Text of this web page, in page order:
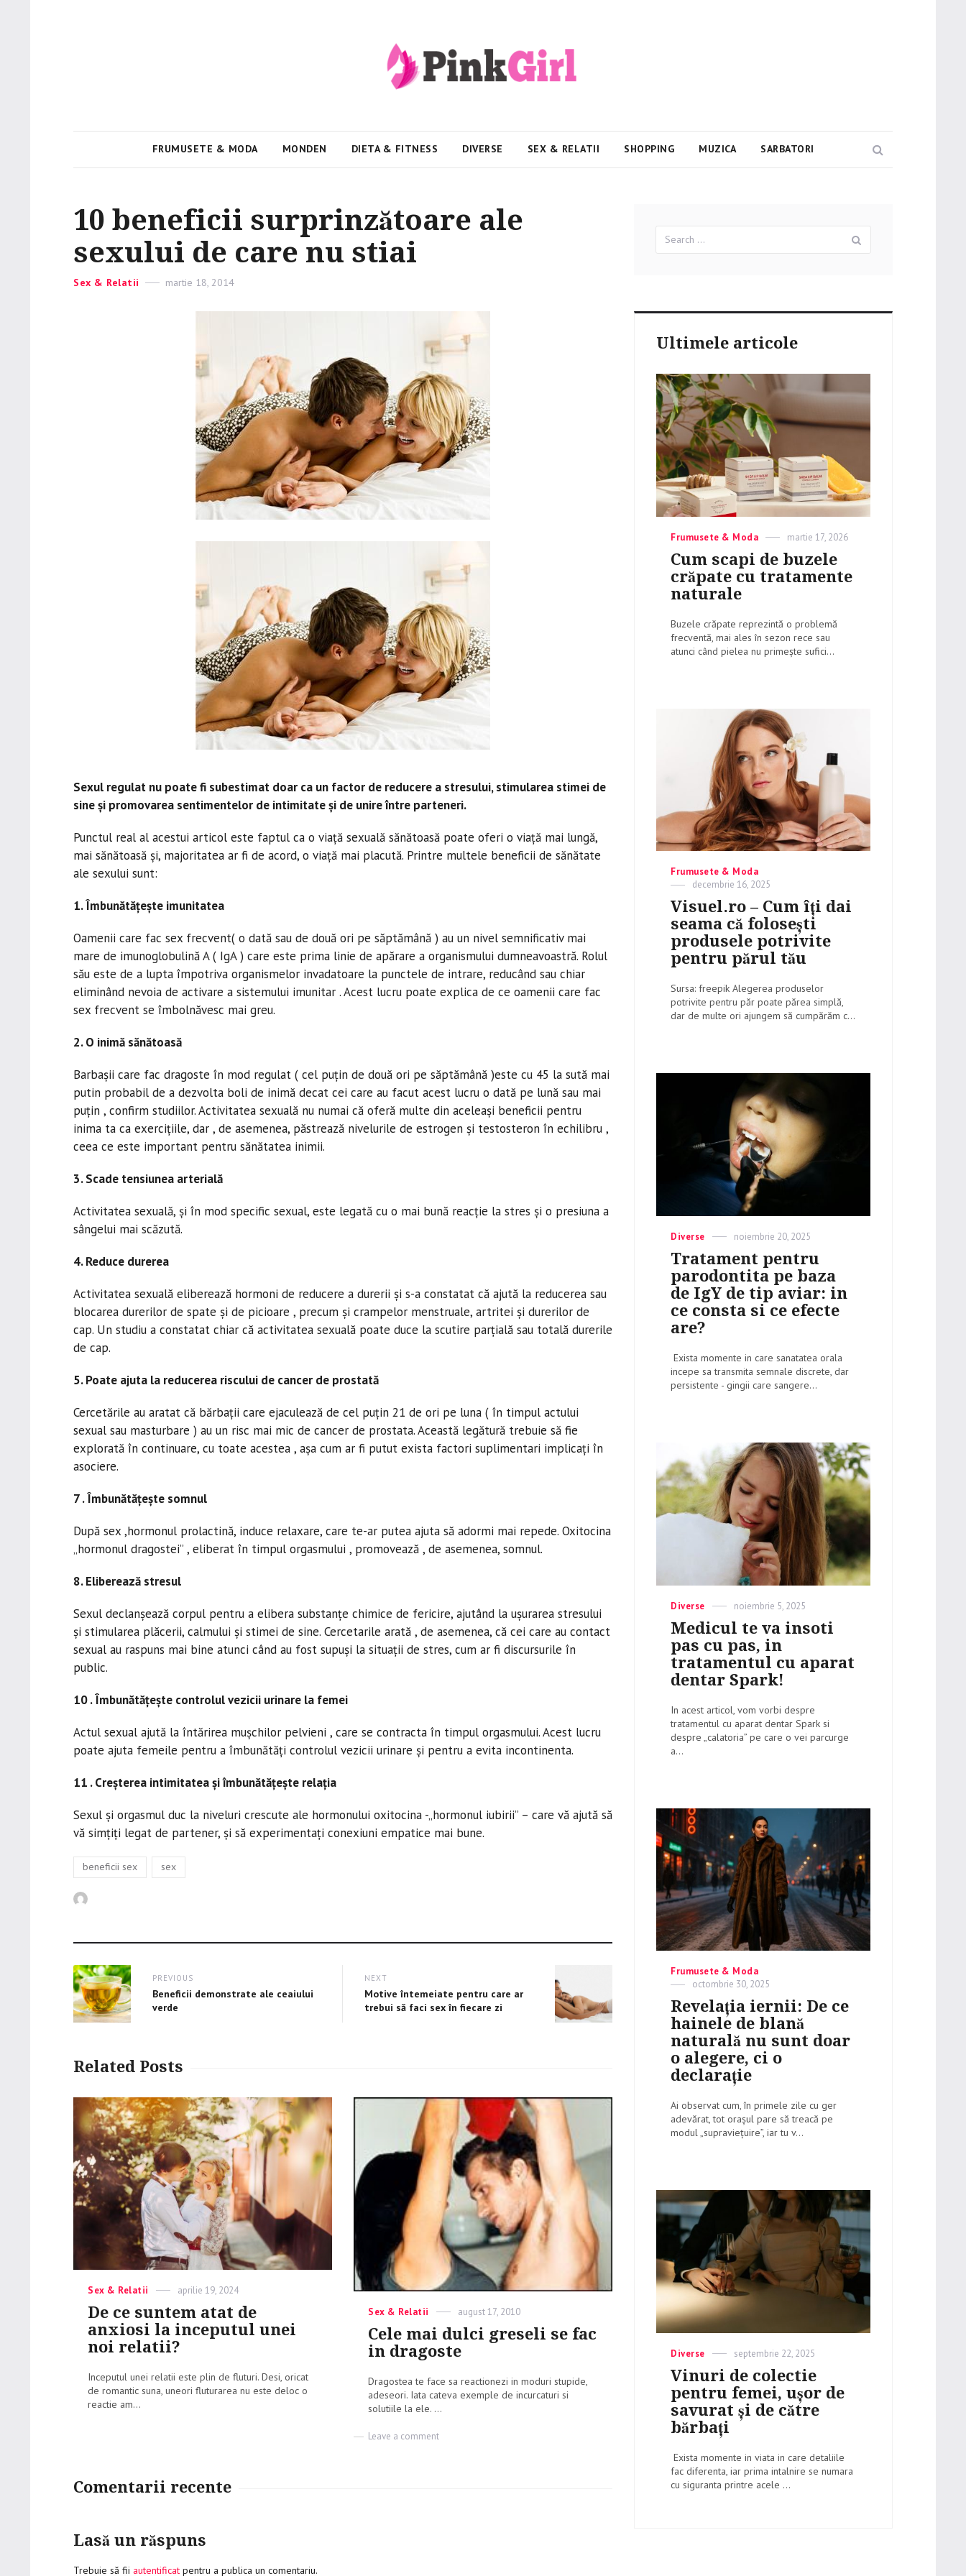
PinkGirl
FRUMUSETE & MODA MONDEN DIETA & FITNESS DIVERSE SEX & RELATII SHOPPING MUZICA SARBATORI
10 beneficii surprinzătoare ale
sexului de care nu stiai
Categories
Sex & Relatii
Posted
martie 18, 2014
Sexul regulat nu poate fi subestimat doar ca un factor de reducere a stresului, stimularea stimei de
sine și promovarea sentimentelor de intimitate și de unire între parteneri.
Punctul real al acestui articol este faptul ca o viață sexuală sănătoasă poate oferi o viață mai lungă,
mai sănătoasă și, majoritatea ar fi de acord, o viață mai placută. Printre multele beneficii de sănătate
ale sexului sunt:
1. Îmbunătățește imunitatea
Oamenii care fac sex frecvent( o dată sau de două ori pe săptămână ) au un nivel semnificativ mai
mare de imunoglobulină A ( IgA ) care este prima linie de apărare a organismului dumneavoastră. Rolul
său este de a lupta împotriva organismelor invadatoare la punctele de intrare, reducând sau chiar
eliminând nevoia de activare a sistemului imunitar . Acest lucru poate explica de ce oamenii care fac
sex frecvent se îmbolnăvesc mai greu.
2. O inimă sănătoasă
Barbașii care fac dragoste în mod regulat ( cel puțin de două ori pe săptămână )este cu 45 la sută mai
putin probabil de a dezvolta boli de inimă decat cei care au facut acest lucru o dată pe lună sau mai
puțin , confirm studiilor. Activitatea sexuală nu numai că oferă multe din aceleași beneficii pentru
inima ta ca exercițiile, dar , de asemenea, păstrează nivelurile de estrogen și testosteron în echilibru ,
ceea ce este important pentru sănătatea inimii.
3. Scade tensiunea arterială
Activitatea sexuală, și în mod specific sexual, este legată cu o mai bună reacție la stres și o presiuna a
sângelui mai scăzută.
4. Reduce durerea
Activitatea sexuală eliberează hormoni de reducere a durerii și s-a constatat că ajută la reducerea sau
blocarea durerilor de spate și de picioare , precum și crampelor menstruale, artritei și durerilor de
cap. Un studiu a constatat chiar că activitatea sexuală poate duce la scutire parțială sau totală durerile
de cap.
5. Poate ajuta la reducerea riscului de cancer de prostată
Cercetările au aratat că bărbații care ejaculează de cel puțin 21 de ori pe luna ( în timpul actului
sexual sau masturbare ) au un risc mai mic de cancer de prostata. Această legătură trebuie să fie
explorată în continuare, cu toate acestea , așa cum ar fi putut exista factori suplimentari implicați în
asociere.
7 . Îmbunătățește somnul
După sex ,hormonul prolactină, induce relaxare, care te-ar putea ajuta să adormi mai repede. Oxitocina
„hormonul dragostei” , eliberat în timpul orgasmului , promovează , de asemenea, somnul.
8. Eliberează stresul
Sexul declanșează corpul pentru a elibera substanțe chimice de fericire, ajutând la ușurarea stresului
și stimularea plăcerii, calmului și stimei de sine. Cercetarile arată , de asemenea, că cei care au contact
sexual au raspuns mai bine atunci când au fost supuși la situații de stres, cum ar fi discursurile în
public.
10 . Îmbunătățește controlul vezicii urinare la femei
Actul sexual ajută la întărirea mușchilor pelvieni , care se contracta în timpul orgasmului. Acest lucru
poate ajuta femeile pentru a îmbunătăți controlul vezicii urinare și pentru a evita incontinenta.
11 . Creșterea intimitatea și îmbunătățește relația
Sexul și orgasmul duc la niveluri crescute ale hormonului oxitocina -„hormonul iubirii” – care vă ajută să
vă simțiți legat de partener, și să experimentați conexiuni empatice mai bune.
Tags
beneficii sex sex
Post
navigation
PREVIOUS
Previous
post:
Beneficii demonstrate ale ceaiului
verde
NEXT
Next
post:
Motive întemeiate pentru care ar
trebui să faci sex în fiecare zi
Related Posts
Categories
Sex & Relatii
Posted
aprilie 19, 2024
De ce suntem atat de
anxiosi la inceputul unei
noi relatii?
Inceputul unei relatii este plin de fluturi. Desi, oricat
de romantic suna, uneori fluturarea nu este deloc o
reactie am...
Categories
Sex & Relatii
Posted
on
august 17, 2010
Cele mai dulci greseli se fac
in dragoste
Dragostea te face sa reactionezi in moduri stupide,
adeseori. Iata cateva exemple de incurcaturi si
solutiile la ele. ...
Leave a comment
Comentarii recente
Lasă un răspuns
Trebuie să fii autentificat pentru a publica un comentariu.
for:
Ultimele articole
Categories
Frumusete & Moda
Posted
on
martie 17, 2026
Cum scapi de buzele
crăpate cu tratamente
naturale
Buzele crăpate reprezintă o problemă
frecventă, mai ales în sezon rece sau
atunci când pielea nu primește sufici...
Categories
Frumusete & Moda
Posted
decembrie 16, 2025
Visuel.ro – Cum îți dai
seama că folosești
produsele potrivite
pentru părul tău
Sursa: freepik Alegerea produselor
potrivite pentru păr poate părea simplă,
dar de multe ori ajungem să cumpărăm c...
Categories
Diverse
Posted
noiembrie 20, 2025
Tratament pentru
parodontita pe baza
de IgY de tip aviar: in
ce consta si ce efecte
are?
Exista momente in care sanatatea orala
incepe sa transmita semnale discrete, dar
persistente - gingii care sangere...
Categories
Diverse
Posted
on
noiembrie 5, 2025
Medicul te va insoti
pas cu pas, in
tratamentul cu aparat
dentar Spark!
In acest articol, vom vorbi despre
tratamentul cu aparat dentar Spark si
despre „calatoria” pe care o vei parcurge
a...
Categories
Frumusete & Moda
Posted
octombrie 30, 2025
Revelația iernii: De ce
hainele de blană
naturală nu sunt doar
o alegere, ci o
declarație
Ai observat cum, în primele zile cu ger
adevărat, tot orașul pare să treacă pe
modul „supraviețuire”, iar tu v...
Categories
Diverse
Posted
on
septembrie 22, 2025
Vinuri de colectie
pentru femei, ușor de
savurat și de către
bărbați
Exista momente in viata in care detaliile
fac diferenta, iar prima intalnire se numara
cu siguranta printre acele ...